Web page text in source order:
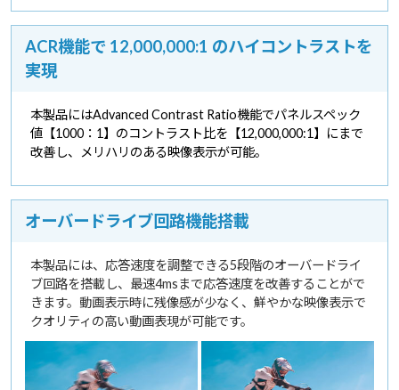
ACR機能で 12,000,000:1 のハイコントラストを
実現
本製品にはAdvanced Contrast Ratio機能でパネルスペック
値【1000：1】のコントラスト比を【12,000,000:1】にまで
改善し、メリハリのある映像表示が可能。
オーバードライブ回路機能搭載
本製品には、応答速度を調整できる5段階のオーバードライ
ブ回路を搭載し、最速4msまで応答速度を改善することがで
きます。動画表示時に残像感が少なく、鮮やかな映像表示で
クオリティの高い動画表現が可能です。